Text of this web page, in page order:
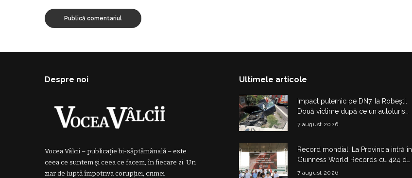
Despre noi
Vocea Vâlcii – publicație bi-săptămânală – este
ceea ce suntem și ceea ce facem, în fiecare zi. Un
ziar de luptă împotriva corupției, crimei
Ultimele articole
Impact puternic pe DN7, la Robești.
Două victime după ce un autoturism
a intrat într-un cap de pod
7 august 2026
Record mondial: La Provincia intră în
Guinness World Records cu 424 de
kilograme de aripioare de pui servite
7 august 2026